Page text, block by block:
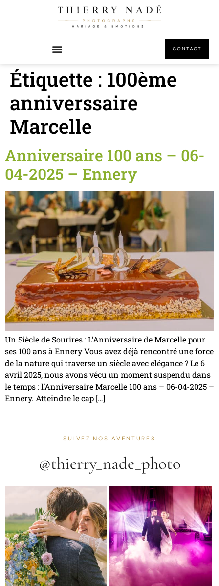
CONTACT
Étiquette : 100ème
anniverssaire
Marcelle
Anniversaire 100 ans – 06-
04-2025 – Ennery
Un Siècle de Sourires : L’Anniversaire de Marcelle pour
ses 100 ans à Ennery Vous avez déjà rencontré une force
de la nature qui traverse un siècle avec élégance ? Le 6
avril 2025, nous avons vécu un moment suspendu dans
le temps : l’Anniversaire Marcelle 100 ans – 06-04-2025 –
Ennery. Atteindre le cap […]
SUIVEZ NOS AVENTURES
@thierry_nade_photo